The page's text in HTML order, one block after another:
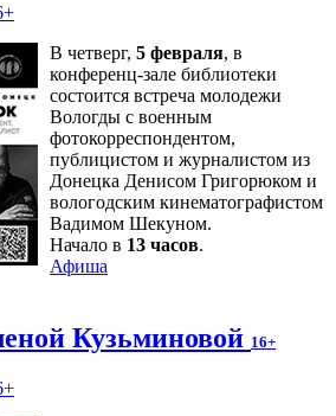
В четверг, 5 февраля, в
конференц-зале библиотеки
состоится встреча молодежи
Вологды с военным
фотокорреспондентом,
публицистом и журналистом из
Донецка Денисом Григорюком и
вологодским кинематографистом
Вадимом Шекуном.
Начало в 13 часов.
Афиша
Кузьминовой 16+